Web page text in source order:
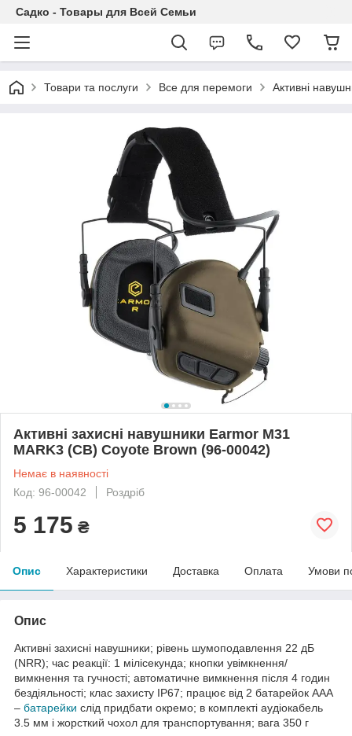
Садко - Товары для Всей Семьи
Товари та послуги Все для перемоги Активні
Активні захисні навушники Earmor M31
MARK3 (CB) Coyote Brown (96-00042)
Немає в наявності
Код: 96-00042
Роздріб
5 175 ₴
Опис Характеристики Доставка Оплата Умови
Опис
Активні захисні навушники; рівень шумоподавлення 22 дБ
(NRR); час реакції: 1 мілісекунда; кнопки увімкнення/
вимкнення та гучності; автоматичне вимкнення після 4 годин
бездіяльності; клас захисту IP67; працює від 2 батарейок AAA
– батарейки слід придбати окремо; в комплекті аудіокабель
3.5 мм і жорсткий чохол для транспортування; вага 350 г